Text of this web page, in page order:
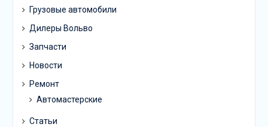
Грузовые автомобили
Дилеры Вольво
Запчасти
Новости
Ремонт
Автомастерские
Статьи